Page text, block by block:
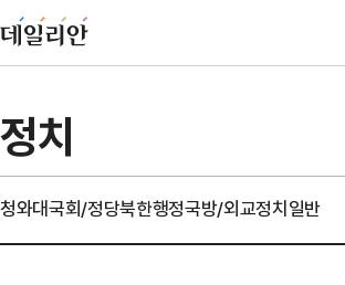
정치
청와대국회/정당북한행정국방/외교정치일반